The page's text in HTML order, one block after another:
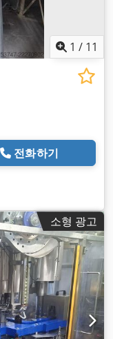
1 / 11
전화하기
소형 광고